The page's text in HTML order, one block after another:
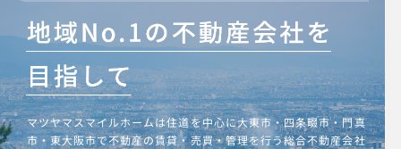
マツヤマスマイルホームは住道を中心に大東市・四条畷市・門真
市・東大阪市で不動産の賃貸・売買・管理を行う総合不動産会社